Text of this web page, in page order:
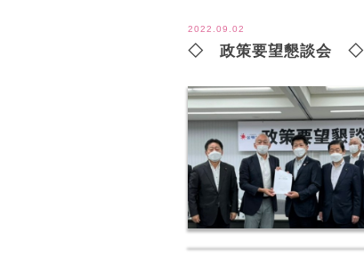
2022.09.02
◇ 政策要望懇談会 ◇